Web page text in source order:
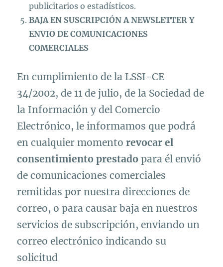
publicitarios o estadísticos.
BAJA EN SUSCRIPCIÓN A NEWSLETTER Y
ENVIO DE COMUNICACIONES
COMERCIALES
En cumplimiento de la LSSI-CE
34/2002, de 11 de julio, de la Sociedad de
la Información y del Comercio
Electrónico, le informamos que podrá
en cualquier momentorevocar el
consentimiento prestado para él envió
de comunicaciones comerciales
remitidas por nuestra direcciones de
correo, o para causar baja en nuestros
servicios de subscripción, enviando un
correo electrónico indicando su
solicitud